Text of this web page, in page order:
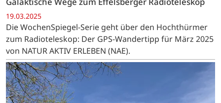
19.03.2025
Die WochenSpiegel-Serie geht über den Hochthürmer
zum Radioteleskop: Der GPS-Wandertipp für März 2025
von NATUR AKTIV ERLEBEN (NAE).